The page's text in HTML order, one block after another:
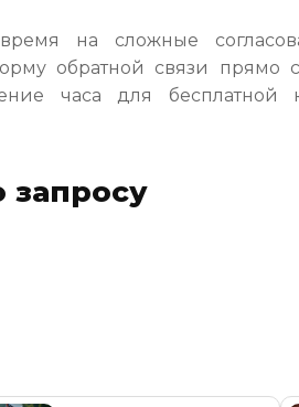
на сложные
обратной связи прямо
часа для бесплатной
запросу